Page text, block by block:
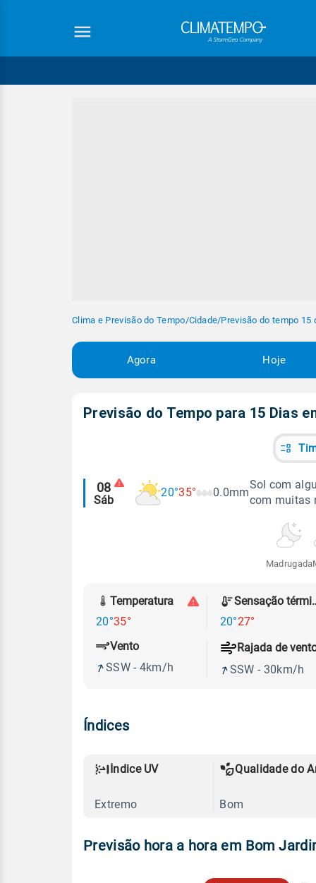
Clima e Previsão do Tempo/Cidade/Previsão do tempo 15
Agora Hoje
Previsão do Tempo para 15 Dias
Alertas
meteorológicos
08
Sáb
20°35° 0.0mm
Sol com
com muitas
Madrugada
Temperatura
20°35°
20°27°
Vento
SSW - 4km/h
Rajada de
SSW - 30km/h
Índices
Índice UV
Extremo
Qualidade do
Bom
Previsão hora a hora em Bom